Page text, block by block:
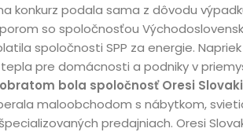
konkurz podala sama z dôvodu
so spoločnosťou
spoločnosti SPP za energie.
pre domácnosti a podniky v
bola spoločnosť Oresi
maloobchodom s nábytkom,
predajniach. Oresi